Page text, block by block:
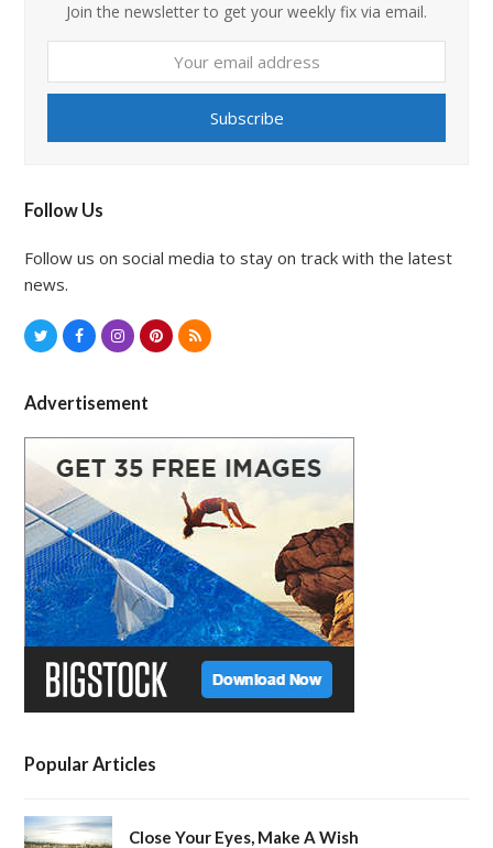
Join the newsletter to get your weekly fix via email.
email
Subscribe
Follow Us
Follow us on social media to stay on track with the latest
news.
T
i
t
t
e
r
c
e
b
o
o
k
s
t
a
r
a
m
P
t
e
e
s
t
R
Advertisement
Popular Articles
Close Your Eyes, Make A Wish